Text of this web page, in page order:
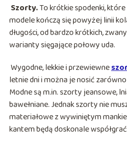
Szorty.To krótkie spodenki,
modele kończą się powyżej linii
długości, od bardzo krótkich,
warianty sięgające połowy uda.
Wygodne, lekkie i przewiewne
letnie dni i można je nosić
Modne są m.in. szorty jeansowe,
bawełniane. Jednak szorty nie
materiałowe z wywiniętym
kantem będą doskonale